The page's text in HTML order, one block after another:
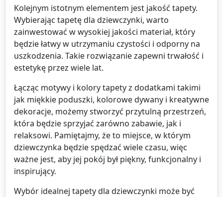
Kolejnym istotnym elementem jest jakość tapety.
Wybierając tapetę dla dziewczynki, warto
zainwestować w wysokiej jakości materiał, który
będzie łatwy w utrzymaniu czystości i odporny na
uszkodzenia. Takie rozwiązanie zapewni trwałość i
estetykę przez wiele lat.
Łącząc motywy i kolory tapety z dodatkami takimi
jak miękkie poduszki, kolorowe dywany i kreatywne
dekoracje, możemy stworzyć przytulną przestrzeń,
która będzie sprzyjać zarówno zabawie, jak i
relaksowi. Pamiętajmy, że to miejsce, w którym
dziewczynka będzie spędzać wiele czasu, więc
ważne jest, aby jej pokój był piękny, funkcjonalny i
inspirujący.
Wybór idealnej tapety dla dziewczynki może być